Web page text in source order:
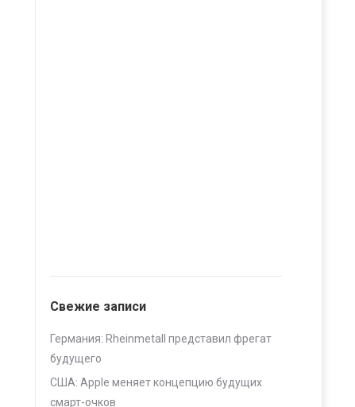
Свежие записи
Германия: Rheinmetall представил фрегат
будущего
США: Apple меняет концепцию будущих
смарт-очков